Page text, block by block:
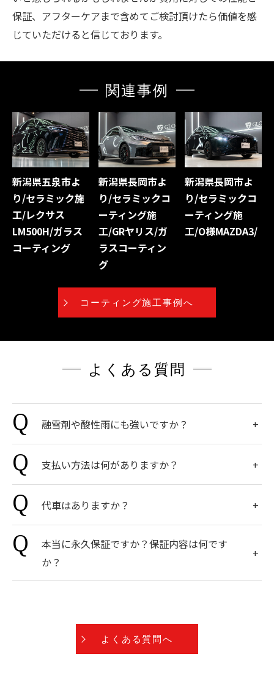
保証、アフターケアまで含めてご検討頂けたら価値を感
じていただけると信じております。
関連事例
新潟県五泉市よ
り/セラミック施
工/レクサス
LM500H/ガラス
コーティング
新潟県長岡市よ
り/セラミックコ
ーティング施
工/GRヤリス/ガ
ラスコーティン
グ
新潟県長岡市よ
り/セラミックコ
ーティング施
工/O様MAZDA3/
コーティング施工事例へ
よくある質問
融雪剤や酸性雨にも強いですか？
支払い方法は何がありますか？
代車はありますか？
本当に永久保証ですか？保証内容は何です
か？
よくある質問へ